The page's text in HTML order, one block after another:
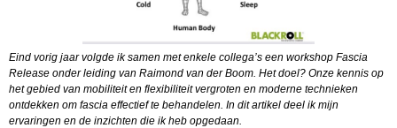
Eind vorig jaar volgde ik samen met enkele collega’s een workshop Fascia
Release onder leiding van Raimond van der Boom. Het doel? Onze kennis op
het gebied van mobiliteit en flexibiliteit vergroten en moderne technieken
ontdekken om fascia effectief te behandelen. In dit artikel deel ik mijn
ervaringen en de inzichten die ik heb opgedaan.